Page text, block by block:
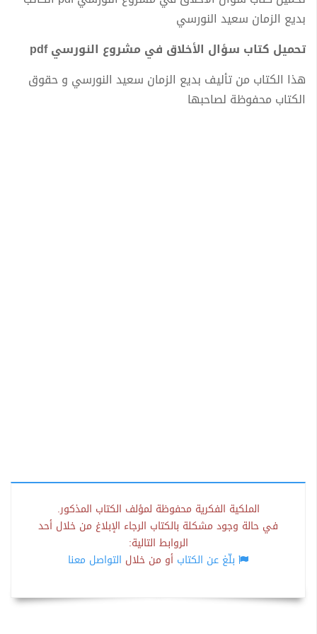
بديع الزمان سعيد النورسي
تحميل كتاب سؤال الأخلاق في مشروع النورسي pdf
هذا الكتاب من تأليف بديع الزمان سعيد النورسي و حقوق
الكتاب محفوظة لصاحبها
الملكية الفكرية محفوظة لمؤلف الكتاب المذكور.
في حالة وجود مشكلة بالكتاب الرجاء الإبلاغ من خلال أحد
الروابط التالية:
بلّغ عن الكتاب أو من خلال التواصل معنا